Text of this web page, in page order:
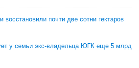
восстановили почти две сотни гектаров
у семьи экс-владельца ЮГК еще 5 млрд